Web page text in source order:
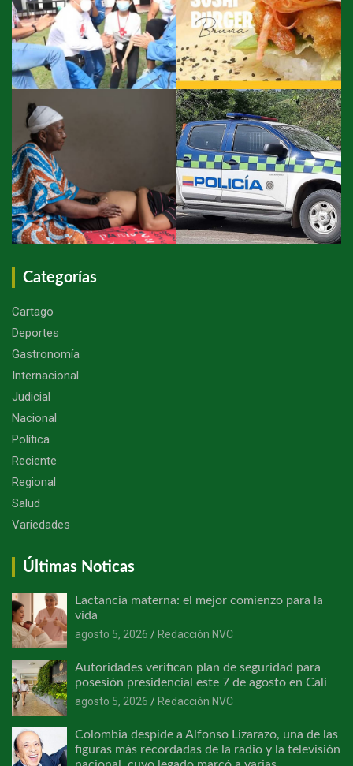
Categorías
Cartago
Deportes
Gastronomía
Internacional
Judicial
Nacional
Política
Reciente
Regional
Salud
Variedades
Últimas Noticas
Lactancia materna: el mejor comienzo para la
vida
agosto 5, 2026
Redacción NVC
Autoridades verifican plan de seguridad para
posesión presidencial este 7 de agosto en Cali
agosto 5, 2026
Redacción NVC
Colombia despide a Alfonso Lizarazo, una de las
figuras más recordadas de la radio y la televisión